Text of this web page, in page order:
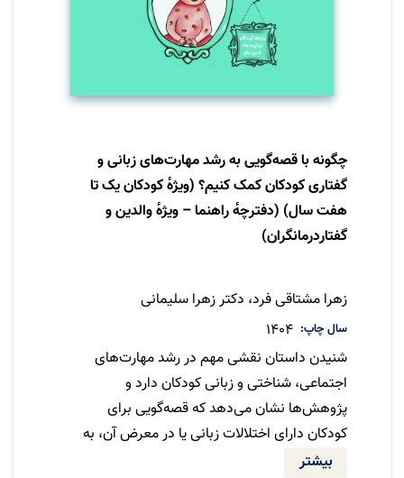
چگونه با قصه‌گویی به رشد مهارت‌های زبانی و
گفتاری کودکان کمک کنیم؟ (ویژهٔ کودکان یک تا
هفت سال) (دفترچهٔ راهنما – ویژهٔ والدین و
گفتاردرمانگران)
زهرا مشتاقی فرد، دکتر زهرا سلیمانی
سال چاپ 1404
شنیدن داستان نقشی مهم در رشد مهارت‌های
اجتماعی، شناختی و زبانی کودکان دارد و
پژوهش‌ها نشان می‌دهد که قصه‌گویی برای
کودکان دارای اختلالات زبانی یا در معرض آن، به
تقویت این مهارت‌ها کمک می‌کند. از آنجا که
بیشتر